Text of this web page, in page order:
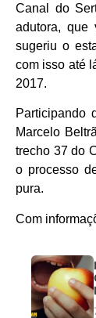
Canal do
adutora, que
sugeriu o
com isso até
2017.
Participando
Marcelo
trecho 37 do
o processo
pura.
Com